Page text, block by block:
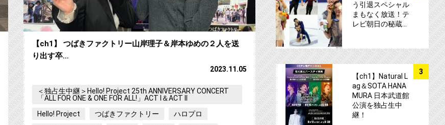
【ch1】 つばきファクトリー山岸理子＆岸本ゆめの２人を送
り出す卒…
2023.11.05
＜独占生中継＞Hello! Project 25th ANNIVERSARY CONCERT
「ALL FOR ONE & ONE FOR ALL!」ACT I＆ACT II
Hello! Project
つばきファクトリー
ハロプロ
う引退スペシャル
まもなく放送！テ
レビ朝日の秘蔵…
3
【ch1】Natural L
ag＆SOTA HANA
MURA 日本武道館
公演を独占生中
継！